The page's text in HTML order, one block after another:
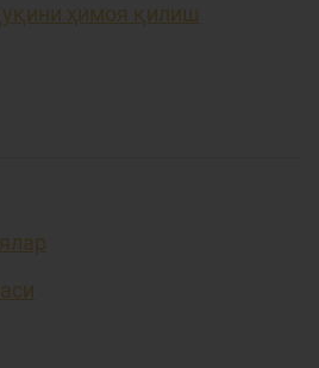
ҳимоя қилиш